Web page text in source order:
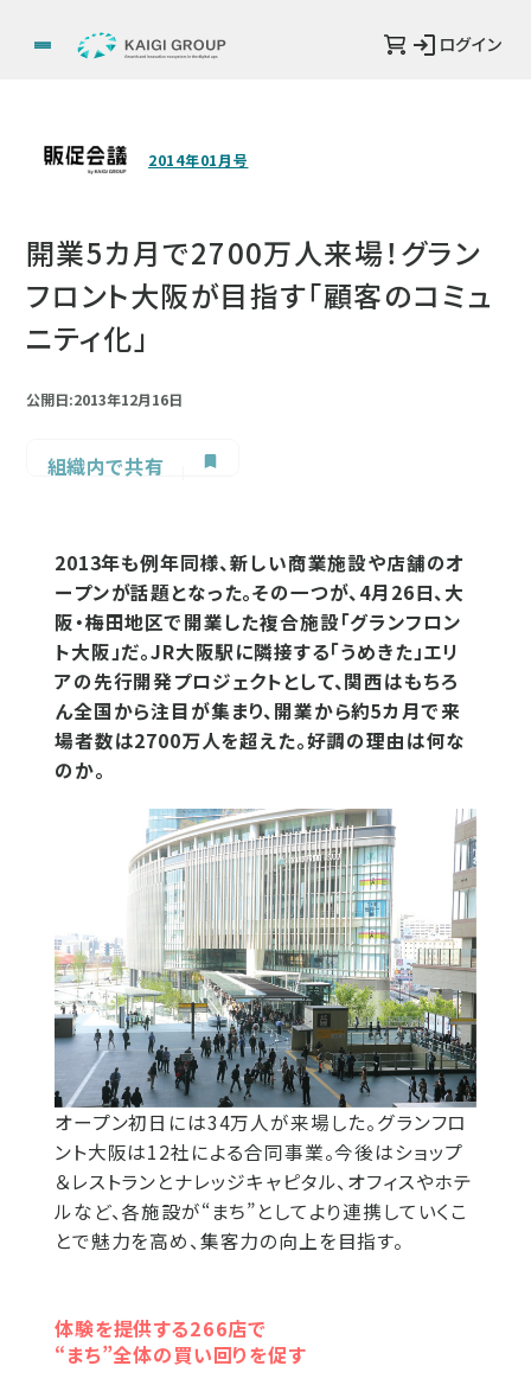
ログイン
2014年01月号
開業5カ月で2700万人来場！グラン
フロント大阪が目指す「顧客のコミュ
ニティ化」
公開日:2013年12月16日
組織内で共有
2013年も例年同様、新しい商業施設や店舗のオ
ープンが話題となった。その一つが、4月26日、大
阪・梅田地区で開業した複合施設「グランフロン
ト大阪」だ。JR大阪駅に隣接する「うめきた」エリ
アの先行開発プロジェクトとして、関西はもちろ
ん全国から注目が集まり、開業から約5カ月で来
場者数は2700万人を超えた。好調の理由は何な
のか。
オープン初日には34万人が来場した。グランフロ
ント大阪は12社による合同事業。今後はショップ
＆レストランとナレッジキャピタル、オフィスやホテ
ルなど、各施設が“まち”としてより連携していくこ
とで魅力を高め、集客力の向上を目指す。
体験を提供する266店で
“まち”全体の買い回りを促す